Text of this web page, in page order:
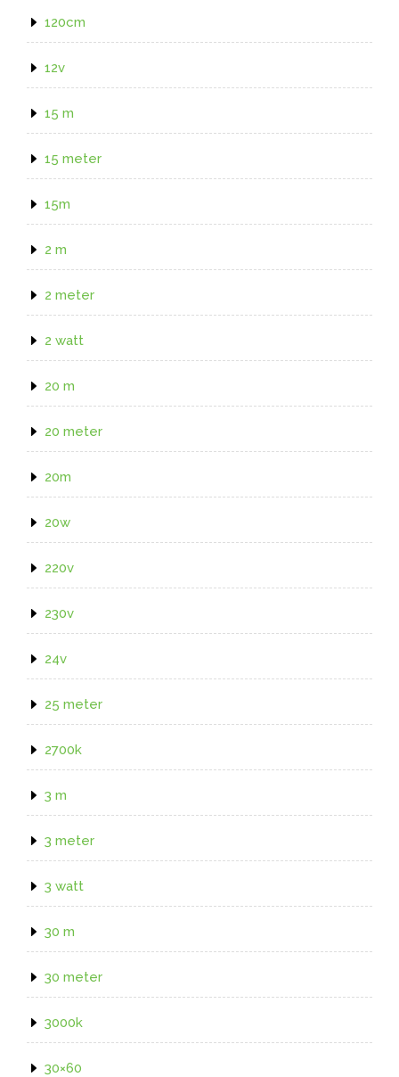
120cm
12v
15 m
15 meter
15m
2 m
2 meter
2 watt
20 m
20 meter
20m
20w
220v
230v
24v
25 meter
2700k
3 m
3 meter
3 watt
30 m
30 meter
3000k
30×60